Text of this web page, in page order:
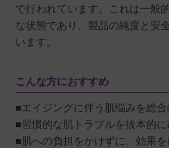
で行われています。これは一般
な状態であり、製品の純度と安
います。
こんな方におすすめ
■エイジングに伴う肌悩みを総
■習慣的な肌トラブルを抜本的
■肌への負担をかけずに、効果